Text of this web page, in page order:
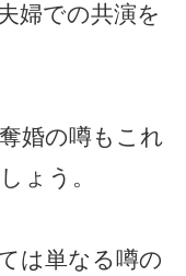
婦での共演を
婚の噂もこれ
ょう。
は単なる噂の